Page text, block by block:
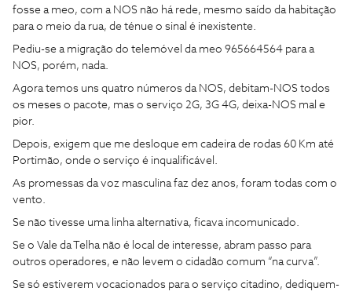
fosse a meo, com a NOS não há rede, mesmo saído da habitação
para o meio da rua, de ténue o sinal é inexistente.
Pediu-se a migração do telemóvel da meo 965664564 para a
NOS, porém, nada.
Agora temos uns quatro números da NOS, debitam-NOS todos
os meses o pacote, mas o serviço 2G, 3G 4G, deixa-NOS mal e
pior.
Depois, exigem que me desloque em cadeira de rodas 60 Km até
Portimão, onde o serviço é inqualificável.
As promessas da voz masculina faz dez anos, foram todas com o
vento.
Se não tivesse uma linha alternativa, ficava incomunicado.
Se o Vale da Telha não é local de interesse, abram passo para
outros operadores, e não levem o cidadão comum “na curva”.
Se só estiverem vocacionados para o serviço citadino, dediquem-